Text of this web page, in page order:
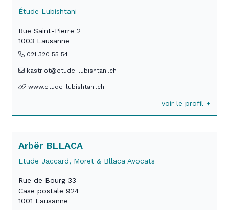
Étude Lubishtani
Rue Saint-Pierre 2
1003 Lausanne
021 320 55 54
kastriot@etude-lubishtani.ch
www.etude-lubishtani.ch
voir le profil +
Arbër BLLACA
Etude Jaccard, Moret & Bllaca Avocats
Rue de Bourg 33
Case postale 924
1001 Lausanne